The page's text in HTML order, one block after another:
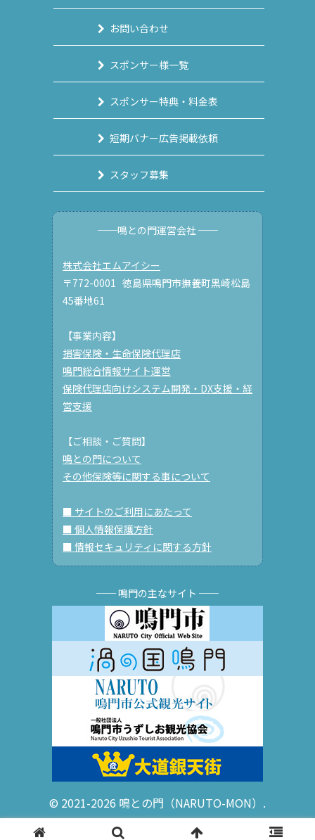
お問い合わせ
スポンサー様一覧
スポンサー特典・料金表
短期バナー広告掲載依頼
スタッフ募集
──鳴との門運営会社 ──
株式会社エムアイシー
〒772-0001 徳島県鳴門市撫養町黒崎松島
45番地61
【事業内容】
損害保険・生命保険代理店
鳴門総合情報サイト運営
保険代理店向けシステム開発・DX支援・経
営支援
【ご相談・ご質問】
鳴との門について
その他保険等に関する事について
■ サイトのご利用にあたって
■ 個人情報保護方針
■ 情報セキュリティに関する方針
── 鳴門の主なサイト ──
© 2021-2026 鳴との門（NARUTO-MON）.